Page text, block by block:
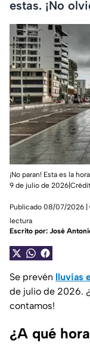
estas. ¡No
¡No paran! Esta es la
9 de julio de
Publicado 08/07/2026 |
lectura
Escrito por: José
Se prevén lluvias
de julio de 2026.
contamos!
¿A qué